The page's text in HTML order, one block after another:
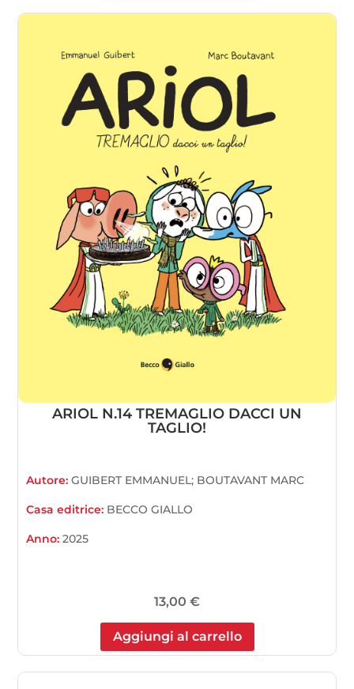
ARIOL N.14 TREMAGLIO DACCI UN
TAGLIO!
Autore:GUIBERT EMMANUEL; BOUTAVANT MARC
Casa editrice: BECCO GIALLO
Anno:2025
13,00 €
Aggiungi al carrello